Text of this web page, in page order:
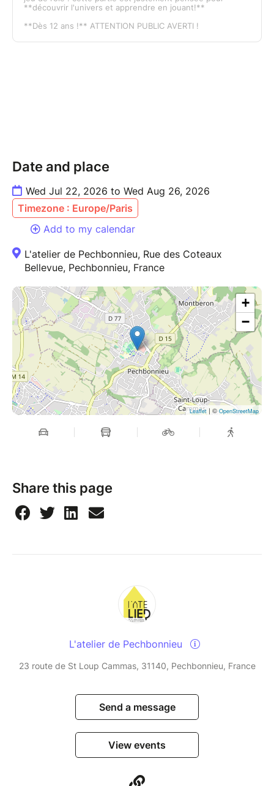
Date and place
Wed Jul 22, 2026 to Wed Aug 26, 2026
Timezone : Europe/Paris
Add to my calendar
L'atelier de Pechbonnieu, Rue des Coteaux
Bellevue, Pechbonnieu, France
+
−
Leaflet | © OpenStreetMap
Share this page
L'atelier de Pechbonnieu
23 route de St Loup Cammas, 31140, Pechbonnieu, France
Send a message
View events